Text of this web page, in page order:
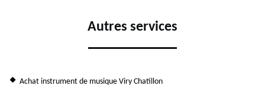
Autres services
Achat instrument de musique Viry Chatillon